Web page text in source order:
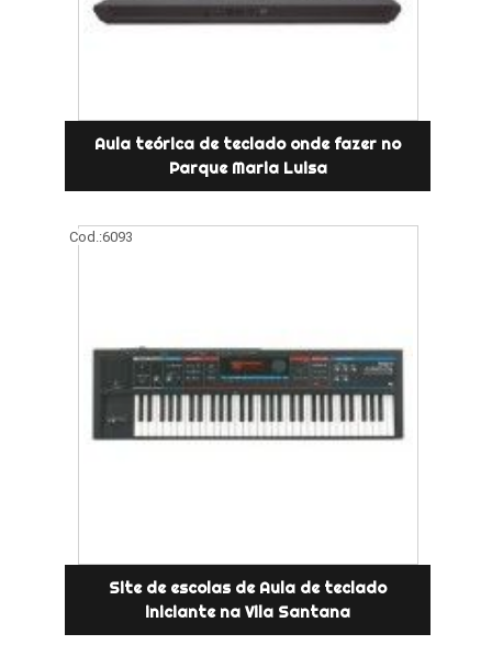
Aula teórica de teclado onde fazer no
Parque Maria Luisa
Cod.:6093
Site de escolas de Aula de teclado
iniciante na Vila Santana